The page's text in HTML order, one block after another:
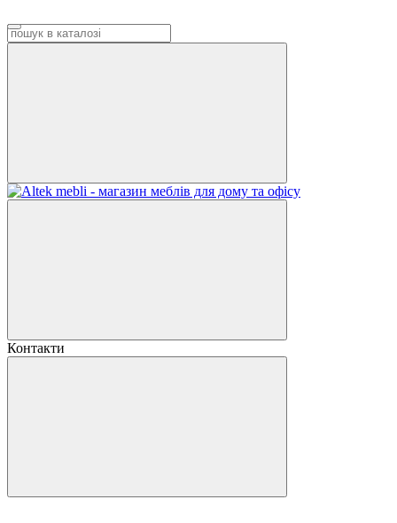
Контакти